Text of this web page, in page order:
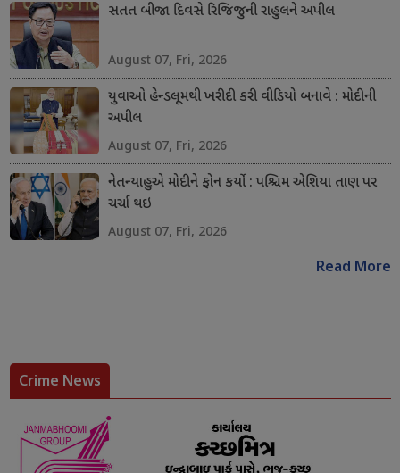
સતત બીજા દિવસે રિજિજુની રાહુલને અપીલ
August 07, Fri, 2026
યુવાઓ હેન્ડલૂમથી ખરીદી કરી વીડિયો બનાવે : મોદીની
અપીલ
August 07, Fri, 2026
નેતન્યાહુએ મોદીને ફોન કર્યો : પશ્ચિમ એશિયા તાણ પર
ચર્ચા થઇ
August 07, Fri, 2026
Read More
Crime News